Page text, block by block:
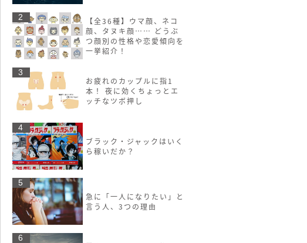
2
【全36種】ウマ顔、ネコ
顔、タヌキ顔…… どうぶ
つ顔別の性格や恋愛傾向を
一挙紹介！
3
お疲れのカップルに指1
本！ 夜に効くちょっとエ
ッチなツボ押し
4
ブラック・ジャックはいく
ら稼いだか？
5
急に「一人になりたい」と
言う人、3つの理由
6